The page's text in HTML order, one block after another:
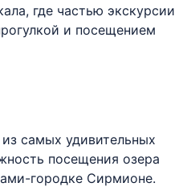
где частью экскурсии
и посещением
самых удивительных
посещения озера
городке Сирмионе.